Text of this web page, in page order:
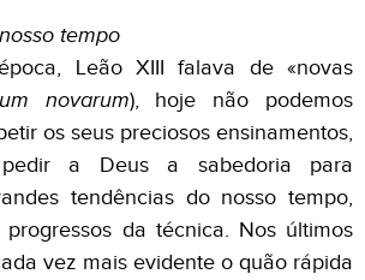
tempo
Leão XIII falava de «novas
novarum), hoje não podemos
os seus preciosos ensinamentos,
a Deus a sabedoria para
tendências do nosso tempo,
da técnica. Nos últimos
vez mais evidente o quão rápida